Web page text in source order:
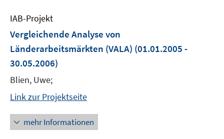
IAB-Projekt
Vergleichende Analyse von
Länderarbeitsmärkten (VALA) (01.01.2005 -
30.05.2006)
Blien, Uwe;
Link zur Projektseite
mehr Informationen